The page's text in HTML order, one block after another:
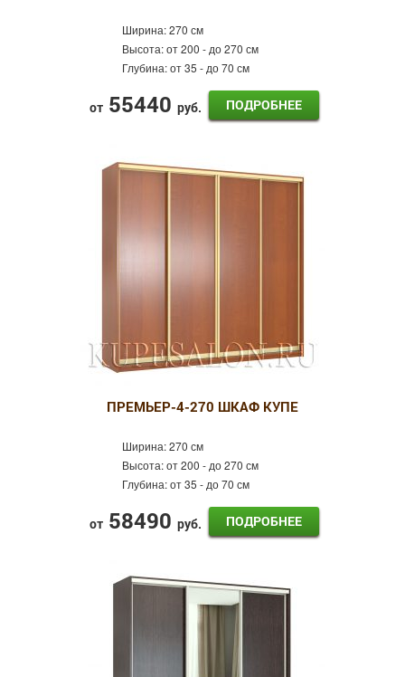
Ширина:270 см
Высота:от 200 - до 270 см
Глубина:от 35 - до 70 см
от 55440 руб. ПОДРОБНЕЕ
ПРЕМЬЕР-4-270 ШКАФ КУПЕ
Ширина:270 см
Высота:от 200 - до 270 см
Глубина:от 35 - до 70 см
от 58490 руб. ПОДРОБНЕЕ